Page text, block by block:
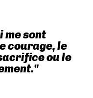
me sont
courage, le
ou le